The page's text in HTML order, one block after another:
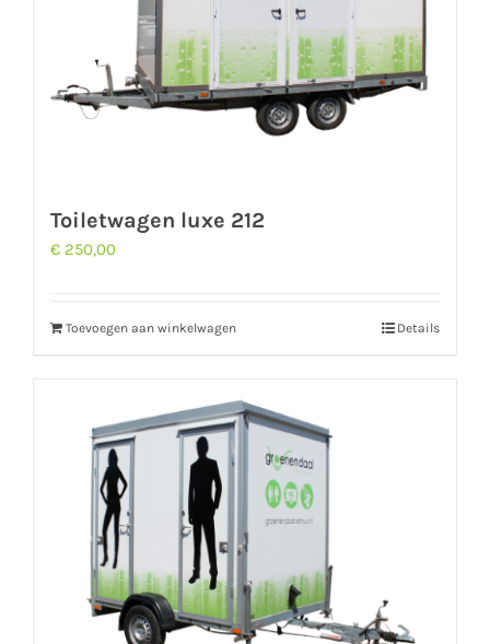
Toiletwagen luxe 212
€ 250,00
Toevoegen aan winkelwagen Details